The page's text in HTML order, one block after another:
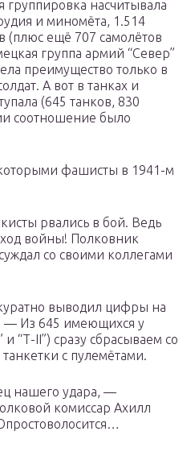
насчитывала
и миномёта, 1.514
(плюс ещё 707 самолётов
группа армий “Север”
преимущество только в
А вот в танках и
(645 танков, 830
соотношение было
фашисты в 1941-м
рвались в бой. Ведь
войны! Полковник
со своими коллегами
выводил цифры на
— Из 645 имеющихся у
“Т-II”) сразу сбрасываем со
с пулемётами.
нашего удара, —
комиссар Ахилл